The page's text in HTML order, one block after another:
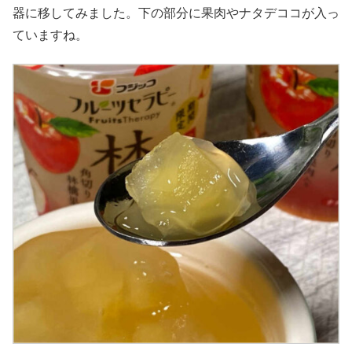
器に移してみました。下の部分に果肉やナタデココが入っ
ていますね。